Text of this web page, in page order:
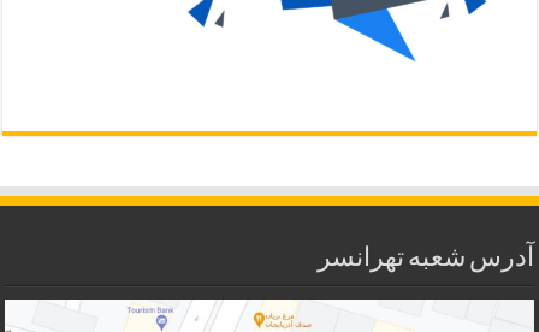
آدرس شعبه تهرانسر